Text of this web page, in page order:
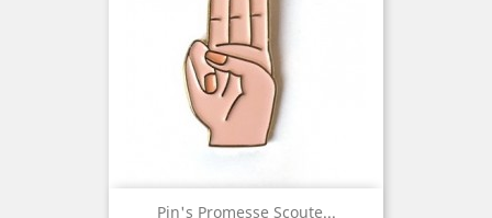
Pin's Promesse Scoute...